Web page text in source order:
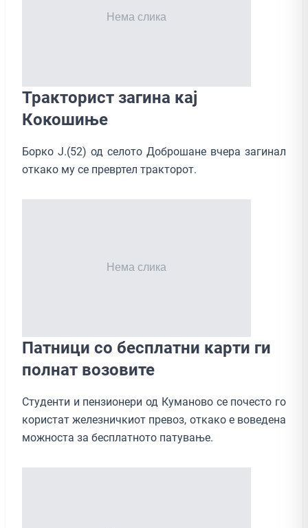
Тракторист загина кај
Кокошиње
Борко Ј.(52) од селото Доброшане вчера загинал
откако му се превртел тракторот.
Патници со бесплатни карти ги
полнат возовите
Студенти и пензионери од Куманово се почесто го
користат железничкиот превоз, откако е воведена
можноста за бесплатното патување.